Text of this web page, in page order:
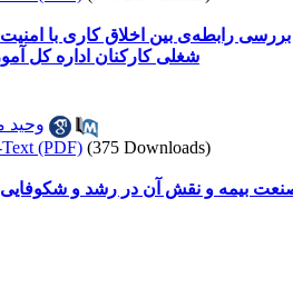
بررسی رابطه‌ی بین اخلاق کاری با امنیت
شغلی کارکنان اداره کل
وحید
(PDF) (375 Downloads)
بیمه و نقش آن در رشد و شکوفایی